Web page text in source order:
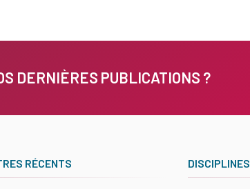
DERNIÈRES PUBLICATIONS ?
RÉCENTS DISCIPLINES